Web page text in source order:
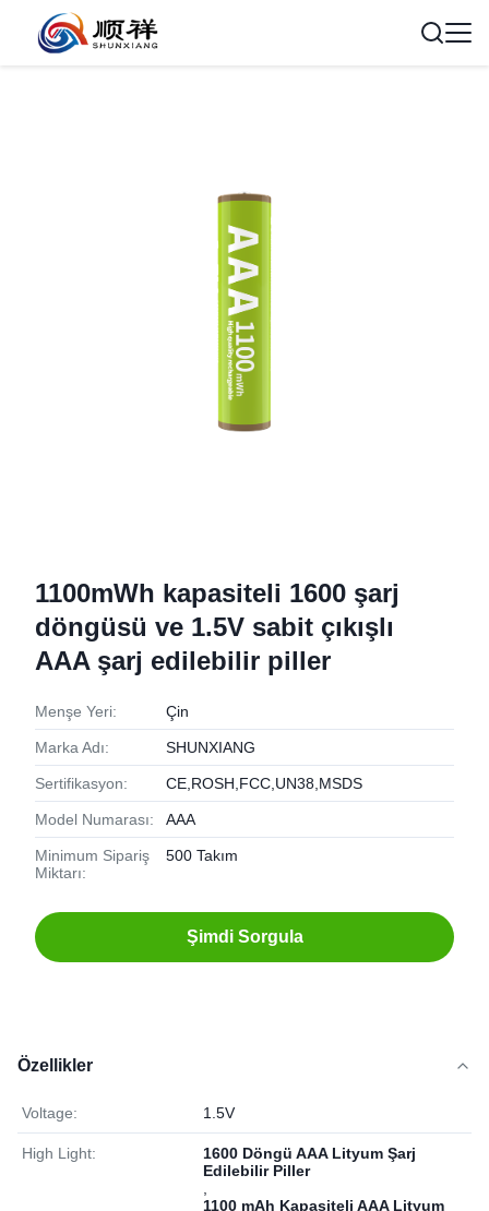
1100mWh kapasiteli 1600 şarj
döngüsü ve 1.5V sabit çıkışlı
AAA şarj edilebilir piller
Menşe Yeri: Çin
Marka Adı: SHUNXIANG
Sertifikasyon: CE,ROSH,FCC,UN38,MSDS
Model Numarası: AAA
Minimum Sipariş
Miktarı:
500 Takım
Şimdi Sorgula
Özellikler
Voltage: 1.5V
High Light:
1600 Döngü AAA Lityum Şarj
Edilebilir Piller
1100 mAh Kapasiteli AAA Lityum